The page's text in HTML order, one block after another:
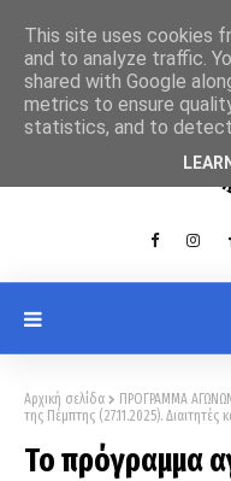
Αρχική σελίδα ΠΡΟΓΡΑΜΜΑ
της Πέμπτης (27.11.2025). Διαιτητές
Το πρόγραμμα
This site uses cookies
and to analyze traffic.
shared with Google
metrics to ensure
statistics, and to detect